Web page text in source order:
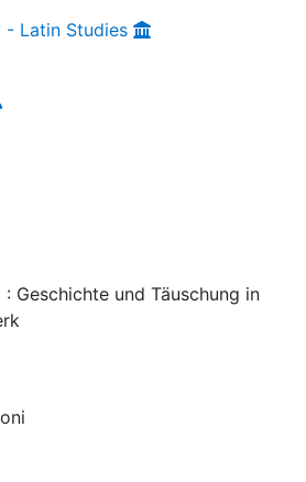
- Latin Studies
Geschichte und Täuschung in